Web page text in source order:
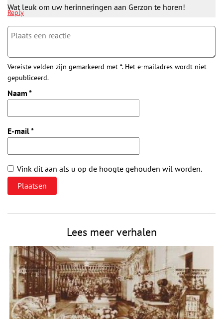
Wat leuk om uw herinneringen aan Gerzon te horen!
Reply
Vereiste velden zijn gemarkeerd met *. Het e-mailadres wordt niet
gepubliceerd.
Naam *
E-mail*
Vink dit aan als u op de hoogte gehouden wil worden.
Lees meer verhalen